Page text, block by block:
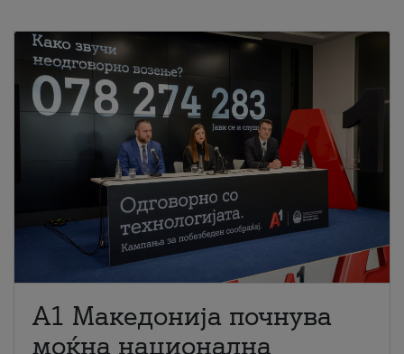
A1 Македонија почнува
моќна национална